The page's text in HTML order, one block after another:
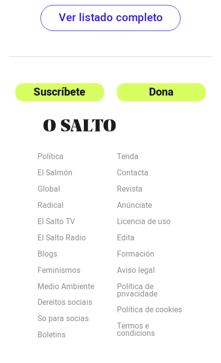
Ver listado completo
Suscríbete Dona
Política
El Salmón
Global
Radical
El Salto TV
El Salto Radio
Blogs
Feminismos
Medio Ambiente
Dereitos sociais
So para socias
Boletins
Tenda
Contacta
Revista
Anúnciate
Licencia de uso
Edita
Formación
Aviso legal
Política de
privacidade
Política de cookies
Termos e
condicions